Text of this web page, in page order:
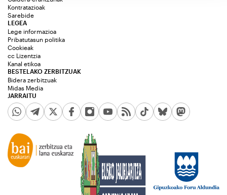
Kontratazioak
Sarebide
JARRAITU
LEGEA
Lege informazioa
Pribatutasun politika
Cookieak
cc Lizentzia
Kanal etikoa
BESTELAKO ZERBITZUAK
Bidera zerbitzuak
Midas Media